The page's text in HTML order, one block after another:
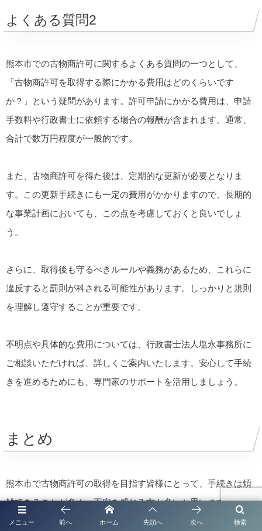
よくある質問2
熊本市での古物商許可に関するよくある質問の一つとして、
「古物商許可を取得する際にかかる費用はどのくらいです
か？」という疑問があります。許可申請にかかる費用は、申請
手数料や行政書士に依頼する場合の報酬が含まれます。通常、
合計で数万円程度が一般的です。
また、古物商許可を得た後は、定期的な更新が必要となりま
す。この更新手続きにも一定の費用がかかりますので、長期的
な事業計画においても、この点を考慮しておくと良いでしょ
う。
さらに、取得後も守るべきルールや義務があるため、これらに
違反すると罰則が科される可能性があります。しっかりと規則
を理解し遵守することが重要です。
不明点や具体的な費用については、行政書士法人塩永事務所に
ご相談いただければ、詳しくご案内いたします。安心して手続
きを進めるためにも、専門家のサポートを活用しましょう。
まとめ
熊本市で古物商許可の取得を目指す皆様にとって、手続きは煩
雑であることが多く、不安を感じる方も多いと思います。そこ
で、行政書士法人塩永事務所のサポートをご活用いただくこと
メニュー 検索
前へ ホーム 先頭へ 次へ